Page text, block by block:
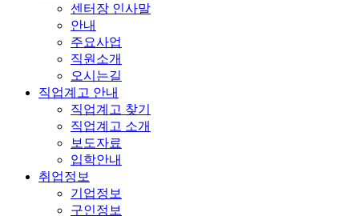
센터장 인사말
안내
주요사업
직원소개
오시는길
직업계고 안내
직업계고 찾기
직업계고 소개
보도자료
입학안내
취업정보
기업정보
구인정보